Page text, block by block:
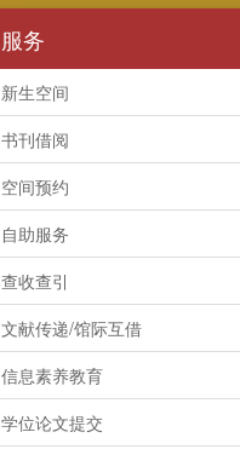
服务
新生空间
书刊借阅
空间预约
自助服务
查收查引
文献传递/馆际互借
信息素养教育
学位论文提交